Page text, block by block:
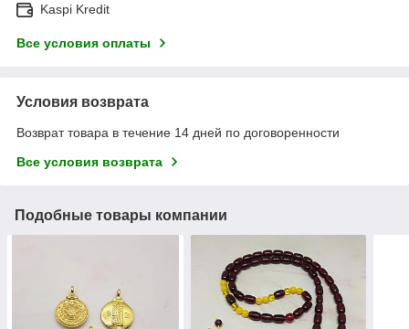
Kaspi Kredit
Все условия оплаты
Условия возврата
Возврат товара в течение 14 дней по договоренности
Все условия возврата
Подобные товары компании